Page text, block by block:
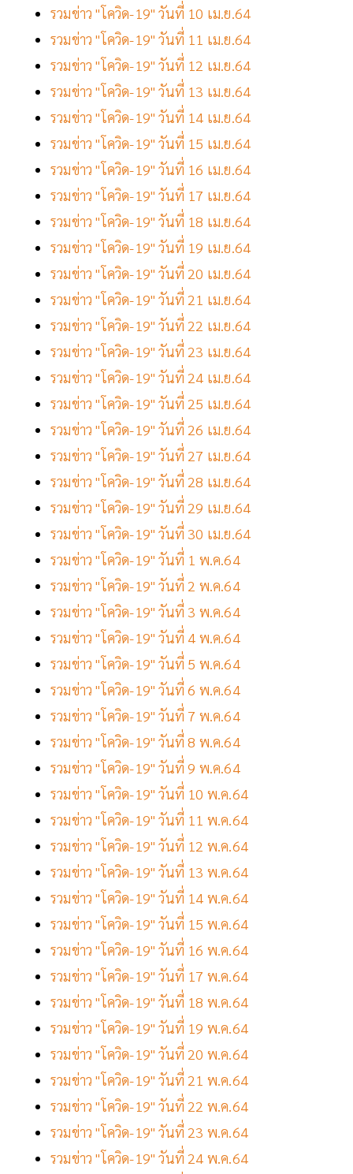
รวมข่าว "โควิด-19" วันที่ 10 เม.ย.64
รวมข่าว "โควิด-19" วันที่ 11 เม.ย.64
รวมข่าว "โควิด-19" วันที่ 12 เม.ย.64
รวมข่าว "โควิด-19" วันที่ 13 เม.ย.64
รวมข่าว "โควิด-19" วันที่ 14 เม.ย.64
รวมข่าว "โควิด-19" วันที่ 15 เม.ย.64
รวมข่าว "โควิด-19" วันที่ 16 เม.ย.64
รวมข่าว "โควิด-19" วันที่ 17 เม.ย.64
รวมข่าว "โควิด-19" วันที่ 18 เม.ย.64
รวมข่าว "โควิด-19" วันที่ 19 เม.ย.64
รวมข่าว "โควิด-19" วันที่ 20 เม.ย.64
รวมข่าว "โควิด-19" วันที่ 21 เม.ย.64
รวมข่าว "โควิด-19" วันที่ 22 เม.ย.64
รวมข่าว "โควิด-19" วันที่ 23 เม.ย.64
รวมข่าว "โควิด-19" วันที่ 24 เม.ย.64
รวมข่าว "โควิด-19" วันที่ 25 เม.ย.64
รวมข่าว "โควิด-19" วันที่ 26 เม.ย.64
รวมข่าว "โควิด-19" วันที่ 27 เม.ย.64
รวมข่าว "โควิด-19" วันที่ 28 เม.ย.64
รวมข่าว "โควิด-19" วันที่ 29 เม.ย.64
รวมข่าว "โควิด-19" วันที่ 30 เม.ย.64
รวมข่าว "โควิด-19" วันที่ 1 พ.ค.64
รวมข่าว "โควิด-19" วันที่ 2 พ.ค.64
รวมข่าว "โควิด-19" วันที่ 3 พ.ค.64
รวมข่าว "โควิด-19" วันที่ 4 พ.ค.64
รวมข่าว "โควิด-19" วันที่ 5 พ.ค.64
รวมข่าว "โควิด-19" วันที่ 6 พ.ค.64
รวมข่าว "โควิด-19" วันที่ 7 พ.ค.64
รวมข่าว "โควิด-19" วันที่ 8 พ.ค.64
รวมข่าว "โควิด-19" วันที่ 9 พ.ค.64
รวมข่าว "โควิด-19" วันที่ 10 พ.ค.64
รวมข่าว "โควิด-19" วันที่ 11 พ.ค.64
รวมข่าว "โควิด-19" วันที่ 12 พ.ค.64
รวมข่าว "โควิด-19" วันที่ 13 พ.ค.64
รวมข่าว "โควิด-19" วันที่ 14 พ.ค.64
รวมข่าว "โควิด-19" วันที่ 15 พ.ค.64
รวมข่าว "โควิด-19" วันที่ 16 พ.ค.64
รวมข่าว "โควิด-19" วันที่ 17 พ.ค.64
รวมข่าว "โควิด-19" วันที่ 18 พ.ค.64
รวมข่าว "โควิด-19" วันที่ 19 พ.ค.64
รวมข่าว "โควิด-19" วันที่ 20 พ.ค.64
รวมข่าว "โควิด-19" วันที่ 21 พ.ค.64
รวมข่าว "โควิด-19" วันที่ 22 พ.ค.64
รวมข่าว "โควิด-19" วันที่ 23 พ.ค.64
รวมข่าว "โควิด-19" วันที่ 24 พ.ค.64